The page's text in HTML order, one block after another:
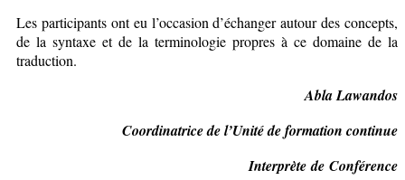
Les participants ont eu l’occasion d’échanger autour des concepts,
de la syntaxe et de la terminologie propres à ce domaine de la
traduction.
Abla Lawandos
Coordinatrice de l’Unité de formation continue
Interprète de Conférence